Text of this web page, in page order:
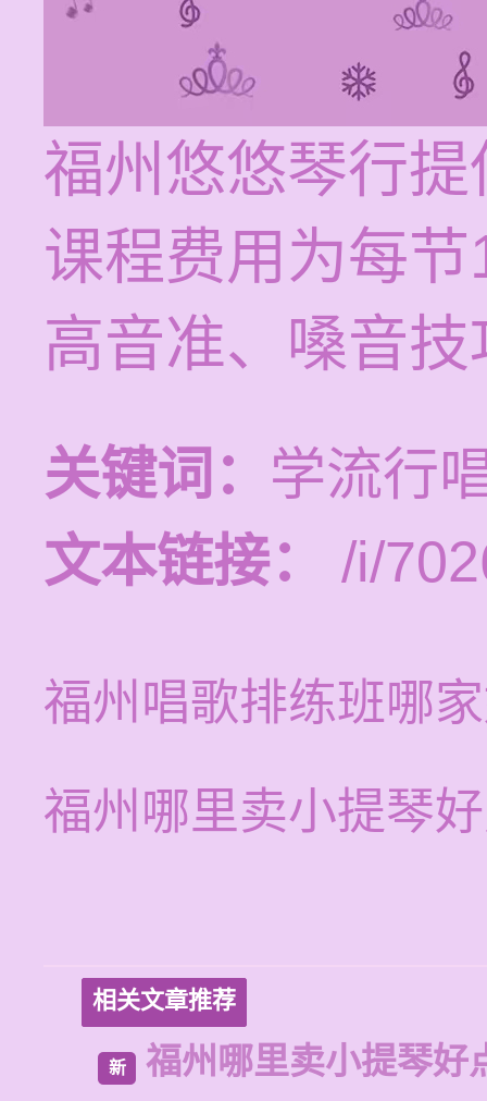
福州悠悠琴行
课程费用为每
高音准、嗓音
关键词： 学流行
文本链接：
/i/
福州唱歌排练班哪
福州哪里卖小提琴
相关文章推荐
新 福州哪里卖小提琴好